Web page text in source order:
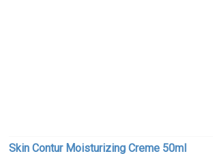
Skin Contur Moisturizing Creme 50ml